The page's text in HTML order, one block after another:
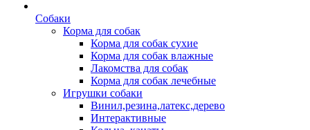
Собаки
Корма для собак
Корма для собак сухие
Корма для собак влажные
Лакомства для собак
Корма для собак лечебные
Игрушки собаки
Винил,резина,латекс,дерево
Интерактивные